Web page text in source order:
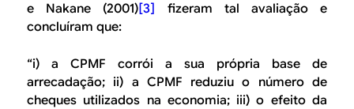
e Nakane (2001)[3]
fizeram tal avaliação e
concluíram que:
“i) a CPMF corrói a sua própria base de
arrecadação; ii) a CPMF reduziu o número de
cheques utilizados na economia; iii) o efeito da